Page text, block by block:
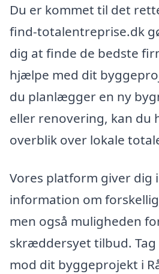
Du er kommet til det
find-totalentreprise.dk
dig at finde de bedste
hjælpe med dit
du planlægger en ny
eller renovering, kan du
overblik over lokale
Vores platform giver dig
information om
men også muligheden
skræddersyet tilbud.
mod dit byggeprojekt i